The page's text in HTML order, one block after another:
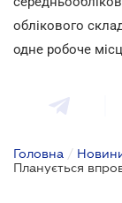
облікового
одне робоче
Головна /